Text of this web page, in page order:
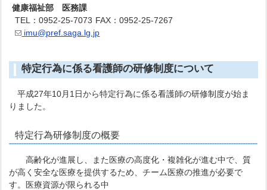
健康福祉部 医務課
TEL：0952-25-7073 FAX：0952-25-7267
imu@pref.saga.lg.jp
特定行為に係る看護師の研修制度について
平成27年10月1日から特定行為に係る看護師の研修制度が始ま
りました。
特定行為研修制度の概要
高齢化が進展し、また医療の高度化・複雑化が進む中で、質
が高く安全な医療を提供するため、チーム医療の推進が必要で
す。医療資源が限られる中